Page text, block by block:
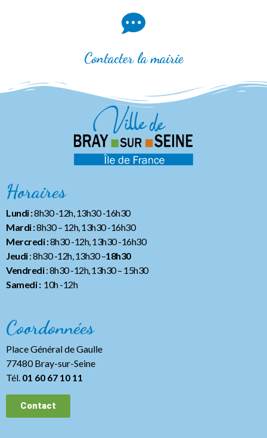
Contacter la mairie
Horaires
Lundi :8h30 -12h, 13h30 -16h30
Mardi :8h30 – 12h, 13h30 -16h30
Mercredi :8h30 -12h, 13h30 -16h30
Jeudi: 8h30 -12h, 13h30 –18h30
Vendredi: 8h30 -12h, 13h30– 15h30
Samedi :10h -12h
Coordonnées
Place Général de Gaulle
77480 Bray-sur-Seine
Tél. 01 60 67 10 11
Contact